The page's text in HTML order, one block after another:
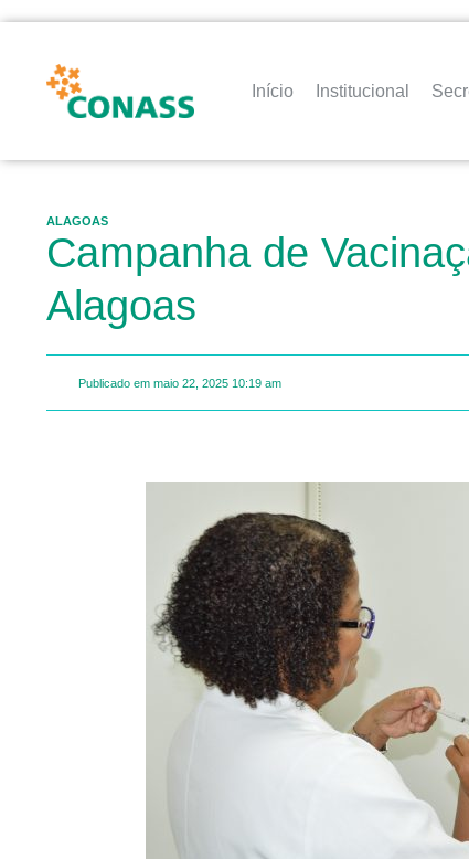
Início Institucional
ALAGOAS
Campanha de
Alagoas
Publicado em maio 22, 2025 10:19 am